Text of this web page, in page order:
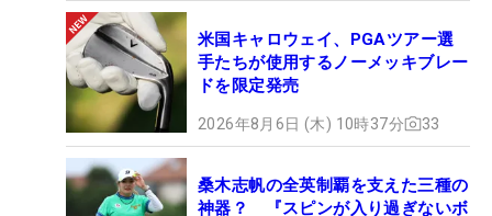
米国キャロウェイ、PGAツアー選
手たちが使用するノーメッキブレー
ドを限定発売
2026年8月6日 (木) 10時37分 33
桑木志帆の全英制覇を支えた三種の
神器？ 『スピンが入り過ぎないボ